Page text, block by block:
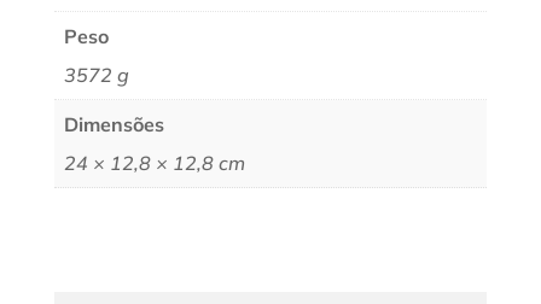
Peso
3572 g
Dimensões
24 × 12,8 × 12,8 cm